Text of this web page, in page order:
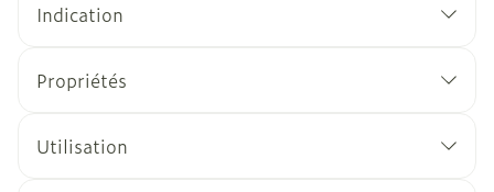
Indication
Propriétés
Utilisation